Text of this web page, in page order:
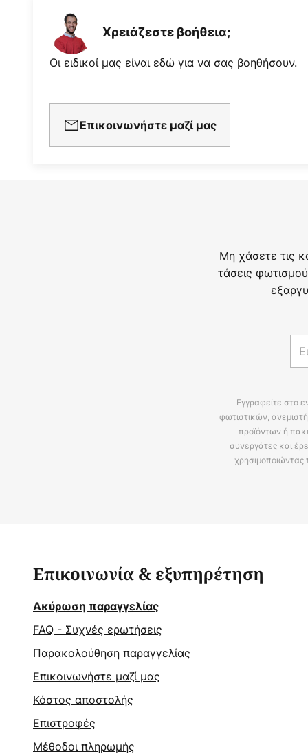
Χρειάζεστε βοήθεια;
Οι ειδικοί μας είναι εδώ για να σας βοηθήσουν.
Επικοινωνήστε μαζί μας
Μη χάσετε τις
τάσεις
Εγγραφείτε στο
φωτιστικών,
προϊόντων ή
συνεργάτες και
χρησιμοποιώντας
Επικοινωνία & εξυπηρέτηση
Ακύρωση παραγγελίας
FAQ - Συχνές ερωτήσεις
Παρακολούθηση παραγγελίας
Επικοινωνήστε μαζί μας
Κόστος αποστολής
Επιστροφές
Μέθοδοι πληρωμής